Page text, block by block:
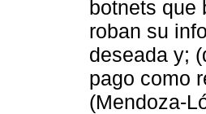
botnets que
roban su
deseada y;
pago como
(Mendoza-